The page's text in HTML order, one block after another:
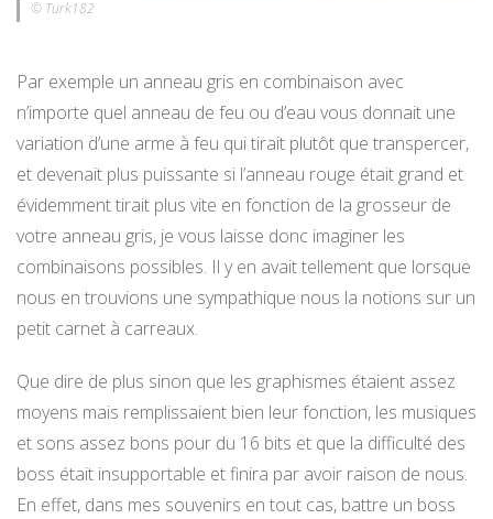
© Turk182
Par exemple un anneau gris en combinaison avec
n’importe quel anneau de feu ou d’eau vous donnait une
variation d’une arme à feu qui tirait plutôt que transpercer,
et devenait plus puissante si l’anneau rouge était grand et
évidemment tirait plus vite en fonction de la grosseur de
votre anneau gris, je vous laisse donc imaginer les
combinaisons possibles. Il y en avait tellement que lorsque
nous en trouvions une sympathique nous la notions sur un
petit carnet à carreaux.
Que dire de plus sinon que les graphismes étaient assez
moyens mais remplissaient bien leur fonction, les musiques
et sons assez bons pour du 16 bits et que la difficulté des
boss était insupportable et finira par avoir raison de nous.
En effet, dans mes souvenirs en tout cas, battre un boss